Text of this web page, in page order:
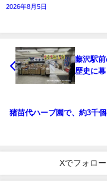
2026年8月5日
藤沢駅
歴史に
猪苗代ハーブ園で、約3千
Xでフォロー